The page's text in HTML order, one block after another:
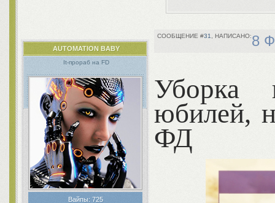
31 8
AUTOMATION BABY
It-прораб на FD
Вайпы:725
Уборка
юбилей,
ФД